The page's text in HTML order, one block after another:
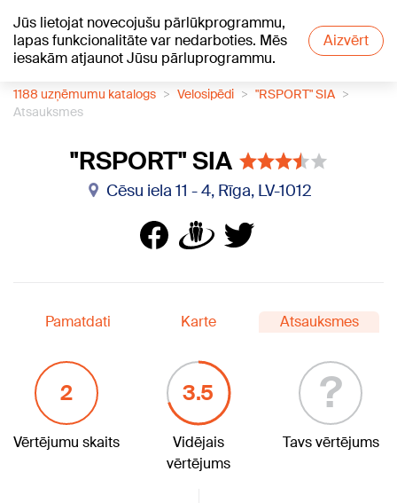
Jūs lietojat novecojušu pārlūkprogrammu,
lapas funkcionalitāte var nedarboties. Mēs
iesakām atjaunot Jūsu pārluprogrammu.
Aizvērt
+23°C
1188 uzņēmumu katalogs Velosipēdi
"RSPORT" SIA
Atsauksmes
"RSPORT" SIA
Cēsu iela 11 - 4, Rīga, LV-1012
Pamatdati Karte Atsauksmes
2
Vērtējumu skaits
3.5
Vidējais
vērtējums
?
Tavs vērtējums